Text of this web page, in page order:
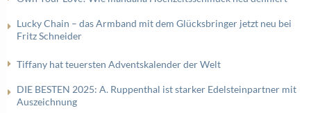
Lucky Chain – das Armband mit dem Glücksbringer jetzt neu bei
Fritz Schneider
Tiffany hat teuersten Adventskalender der Welt
DIE BESTEN 2025: A. Ruppenthal ist starker Edelsteinpartner mit
Auszeichnung